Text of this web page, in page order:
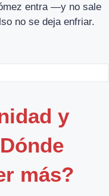
entra —y no sale
no se deja enfriar.
y
más?